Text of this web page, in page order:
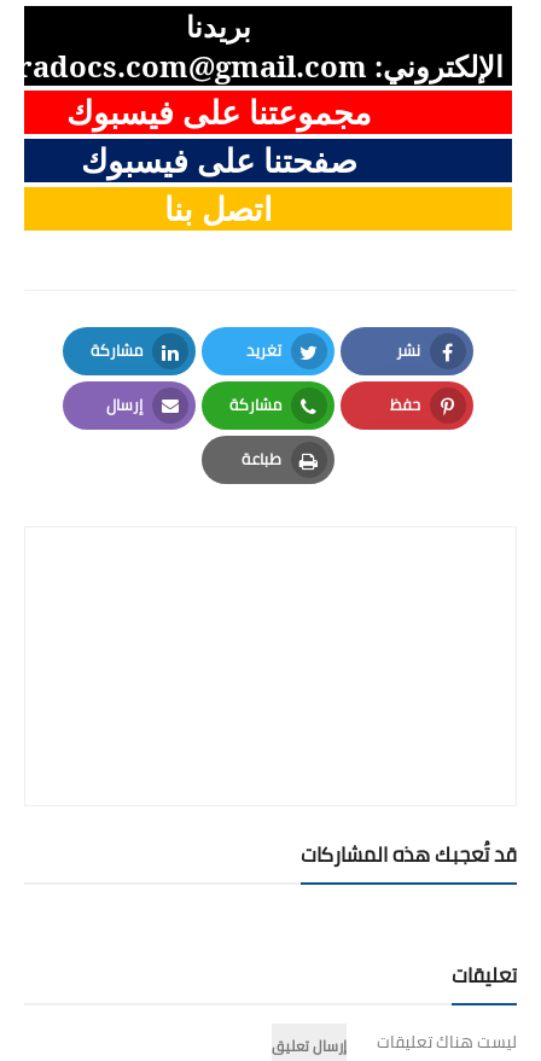
بريدنا
الإلكتروني:
مجموعتنا على فيسبوك
صفحتنا على فيسبوك
اتصل بنا
نشر
Facebook
تغريد
Twitter
مشاركة
LinkedIn
حفظ
Pinterest
مشاركة
Whatsapp
إرسال
Email
طباعة
Print
قد تُعجبك هذه المشاركات
تعليقات
ليست هناك تعليقات
إرسال تعليق